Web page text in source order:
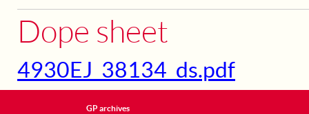
Dope sheet
4930EJ_38134_ds.pdf
GP archives